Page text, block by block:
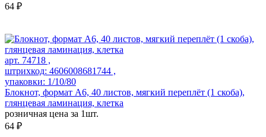
64 ₽
арт. 74718 ,
штрихкод: 4606008681744 ,
упаковки: 1/10/80
Блокнот, формат А6, 40 листов, мягкий переплёт (1 скоба),
глянцевая ламинация, клетка
розничная цена за 1шт.
64 ₽